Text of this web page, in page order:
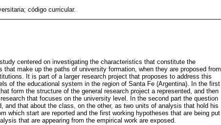
código curricular.
centered on investigating the characteristics that constitute the
make up the paths of university formation, when they are proposed from
It is part of a larger research project that proposes to address this
of the educational system in the region of Santa Fe (Argentina). In the first
form the structure of the general research project a represented, and then
that focuses on the university level. In the second part the question
and that about the class, on the other, as two units of analysis that hold his
which start are reported and the first working hypotheses that are being put
that are appearing from the empirical work are exposed.